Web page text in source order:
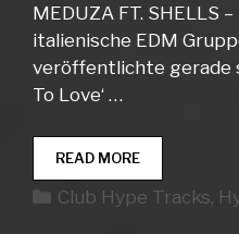
MEDUZA FT. SHELLS –
italienische EDM
veröffentlichte gerade
To Love‘ …
READ MORECLUB
HYPE
TRACKS
Kategorien
Club Hype Tracks,